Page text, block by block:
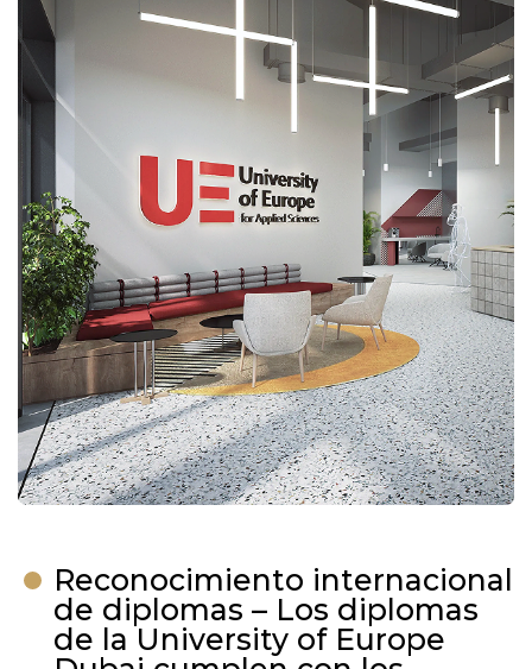
Reconocimiento internacional
de diplomas – Los diplomas
de la University of Europe